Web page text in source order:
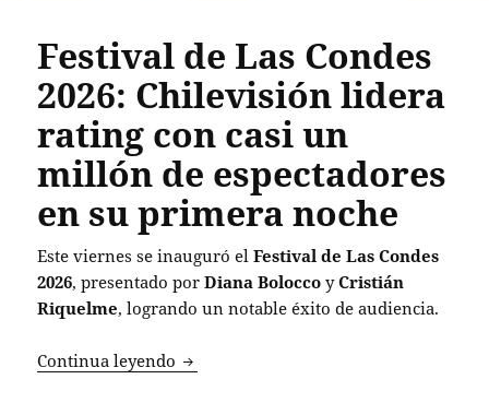
Festival de Las Condes
2026: Chilevisión lidera
rating con casi un
millón de espectadores
en su primera noche
Este viernes se inauguró elFestival de Las Condes
2026, presentado porDiana Bolocco yCristián
Riquelme, logrando un notable éxito de audiencia.
Continua leyendo Festival de Las Condes 2026: